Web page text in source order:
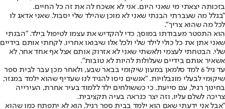
בזכותה יצאתי מי שאני היום. אני לא אשכח לה את זה כל החיים.
"בגלל מה שעברתי הבנתי שאני לא מוכן שהילד שלי יסבול. שאני אדאג לו
לכל מה שהוא צריך".
הוא התפטר מעבודתו במוסך, כדי להקדיש את עצמו לטיפול בילד. "הבנתי
שאני אתן את כל כולי לילד שלי ולכל אלו שיבואו אחריו. לקחתי אותם בידיים
שלי. הבטחתי לעצמי ולאשתי שאני לא אזרוק אותם אצל אף אחד אחר, לא
אשאיר אותם בידיים שעלולות להיות לא טובות".
עד גיל 6 למד סלמאן במעון שיקומי בבאר שבע, ולאחר מכן עבר לבית ספר
שיקומי לבעלי מוגבלויות. "אנשים ניסו להגיד לנו שעדיף שהוא ילמד במגזר,
בחינוך רגיל, עם סייעת. כי כששולחים ילד ללמוד בעיר אחרת, העירייה
צריכה לשלם עליו, וזה יצר כנראה בעיה תקציבית.
"אבל אני ידעתי שאם הוא ילמד בבית ספר רגיל, הוא לא יתפתח כמו שהוא